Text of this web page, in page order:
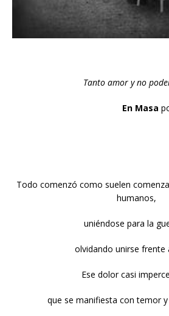
Tanto amor y no
En Masa
Todo comenzó como suelen
humanos,
uniéndose para la
olvidando unirse frente
Ese dolor casi
que se manifiesta con temor